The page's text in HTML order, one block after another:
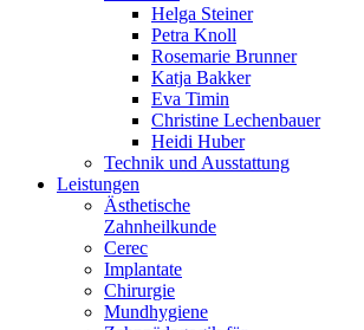
Helga Steiner
Petra Knoll
Rosemarie Brunner
Katja Bakker
Eva Timin
Christine Lechenbauer
Heidi Huber
Technik und Ausstattung
Leistungen
Ästhetische
Zahnheilkunde
Cerec
Implantate
Chirurgie
Mundhygiene